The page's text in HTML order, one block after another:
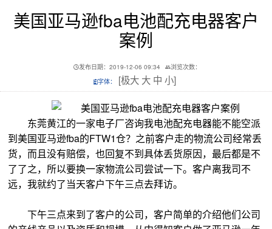
美国亚马逊fba电池配充电器客户
案例
发布日期：2019-12-06 09:34
浏览次数：
字体：
[极大 大 中 小]
东莞黄江的一家电子厂咨询我电池配充电器能不能空派
到美国亚马逊fba的FTW1仓？之前客户走的物流公司经常丢
货，而且没有赔偿，也回复不到具体丢货原因，最后都是不
了了之，所以要换一家物流公司尝试一下。客户离我司不
远，我就约了当天客户下午三点去拜访。
下午三点来到了客户的公司，客户简单的介绍他们公司